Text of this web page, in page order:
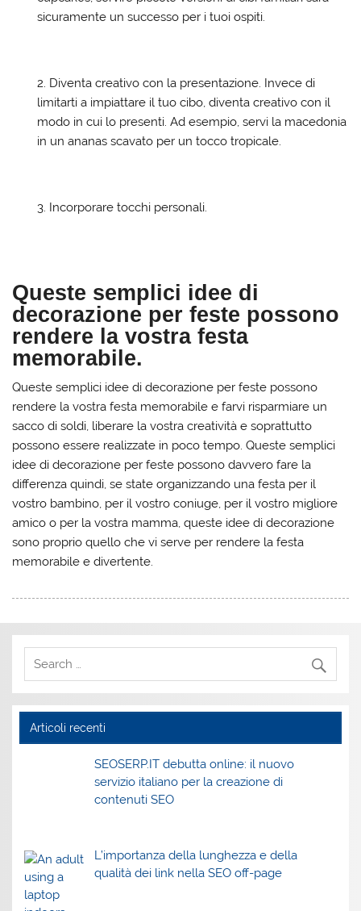
sicuramente un successo per i tuoi ospiti.
Diventa creativo con la presentazione. Invece di
limitarti a impiattare il tuo cibo, diventa creativo con il
modo in cui lo presenti. Ad esempio, servi la macedonia
in un ananas scavato per un tocco tropicale.
Incorporare tocchi personali.
Queste semplici idee di
decorazione per feste possono
rendere la vostra festa
memorabile.
Queste semplici idee di decorazione per feste possono
rendere la vostra festa memorabile e farvi risparmiare un
sacco di soldi, liberare la vostra creatività e soprattutto
possono essere realizzate in poco tempo. Queste semplici
idee di decorazione per feste possono davvero fare la
differenza quindi, se state organizzando una festa per il
vostro bambino, per il vostro coniuge, per il vostro migliore
amico o per la vostra mamma, queste idee di decorazione
sono proprio quello che vi serve per rendere la festa
memorabile e divertente.
Articoli recenti
SEOSERP.IT debutta online: il nuovo
servizio italiano per la creazione di
contenuti SEO
L’importanza della lunghezza e della
qualità dei link nella SEO off-page